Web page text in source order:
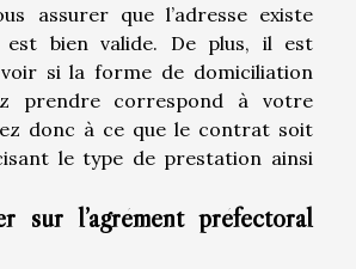
assurer que l’adresse existe
est bien valide. De plus, il est
si la forme de domiciliation
prendre correspond à votre
donc à ce que le contrat soit
le type de prestation ainsi
sur l’agrément préfectoral